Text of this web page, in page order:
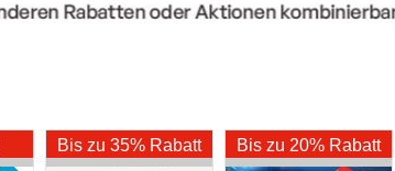
Bis zu 35% Rabatt Bis zu 20% Rabatt